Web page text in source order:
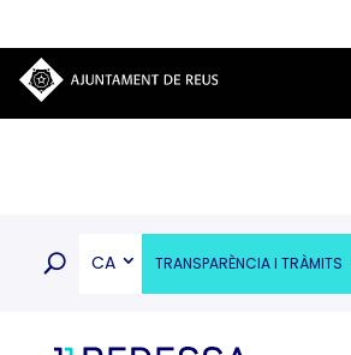
CA TRANSPARÈNCIA I TRÀMITS